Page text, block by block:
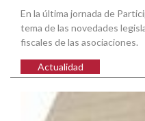
En la última jornada de
tema de las novedades
fiscales de las asociaciones.
Actualidad